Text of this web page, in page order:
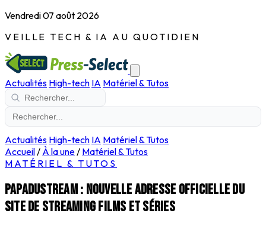
Vendredi 07 août 2026
VEILLE TECH & IA AU QUOTIDIEN
Actualités High-tech IA Matériel & Tutos
Actualités High-tech IA Matériel & Tutos
Accueil/ À la une/ Matériel & Tutos
MATÉRIEL & TUTOS
Papadustream : nouvelle adresse officielle du
site de streaming films et séries